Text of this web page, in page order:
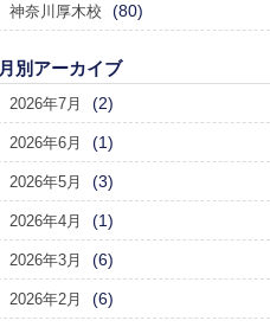
神奈川厚木校 (80)
月別アーカイブ
2026年7月 (2)
2026年6月 (1)
2026年5月 (3)
2026年4月 (1)
2026年3月 (6)
2026年2月 (6)